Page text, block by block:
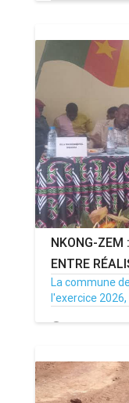
NKONG-ZEM
ENTRE
La commune
l'exercice 2026,
19/12/25